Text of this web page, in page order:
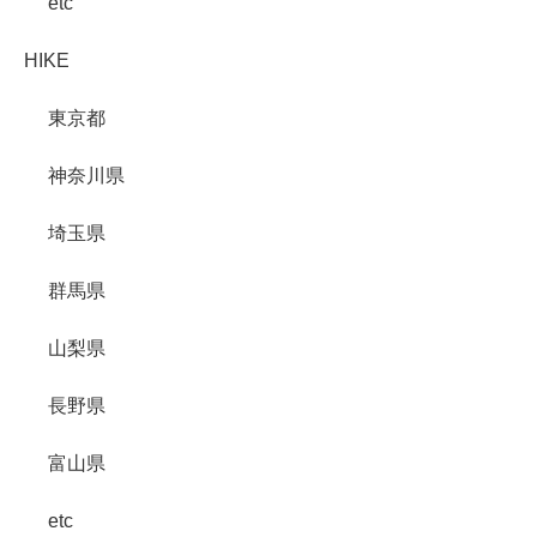
HIKE
東京都
神奈川県
埼玉県
群馬県
山梨県
長野県
富山県
etc